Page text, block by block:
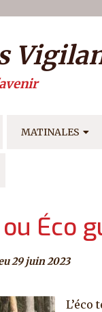
MATINALES
Éco
29 juin 2023
L’éco